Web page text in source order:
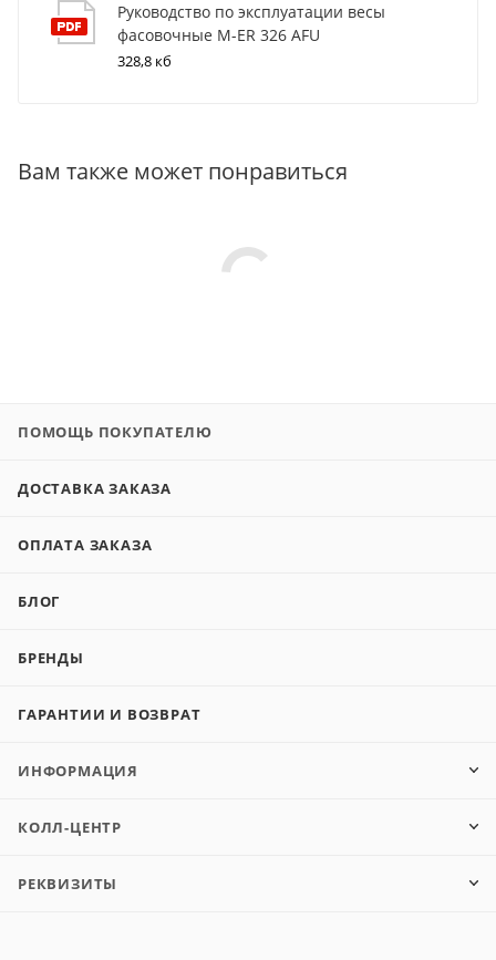
Руководство по эксплуатации весы
фасовочные M-ER 326 AFU
328,8 кб
Вам также может понравиться
ПОМОЩЬ ПОКУПАТЕЛЮ
ДОСТАВКА ЗАКАЗА
ОПЛАТА ЗАКАЗА
БЛОГ
БРЕНДЫ
ГАРАНТИИ И ВОЗВРАТ
ИНФОРМАЦИЯ
КОЛЛ-ЦЕНТР
РЕКВИЗИТЫ